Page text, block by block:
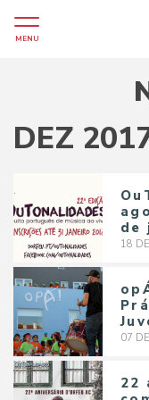
MENU
DEZ
de
18
07
22